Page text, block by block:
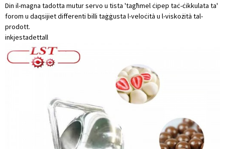
Din il-magna tadotta mutur servo u tista 'tagħmel ċipep taċ-ċikkulata ta'
forom u daqsijiet differenti billi taġġusta l-veloċità u l-viskożità tal-
prodott.
inkjestadettall